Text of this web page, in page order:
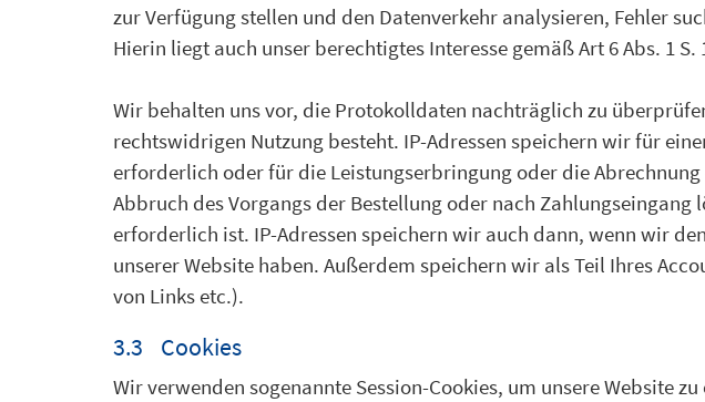
zur Verfügung stellen und den Datenverkehr analysieren, Fehler
Hierin liegt auch unser berechtigtes Interesse gemäß Art 6 Abs. 1 S.
Wir behalten uns vor, die Protokolldaten nachträglich zu
rechtswidrigen Nutzung besteht. IP-Adressen speichern wir für
erforderlich oder für die Leistungserbringung oder die
Abbruch des Vorgangs der Bestellung oder nach
erforderlich ist. IP-Adressen speichern wir auch dann, wenn wir
unserer Website haben. Außerdem speichern wir als Teil Ihres
von Links etc.).
3.3 Cookies
Wir verwenden sogenannte Session-Cookies, um unsere Website